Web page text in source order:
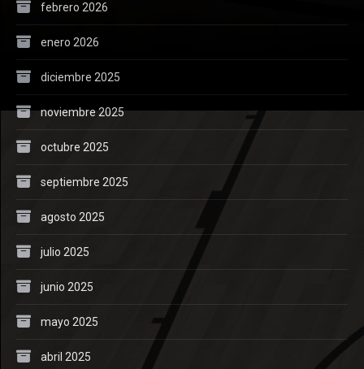
febrero 2026
enero 2026
diciembre 2025
noviembre 2025
octubre 2025
septiembre 2025
agosto 2025
julio 2025
junio 2025
mayo 2025
abril 2025